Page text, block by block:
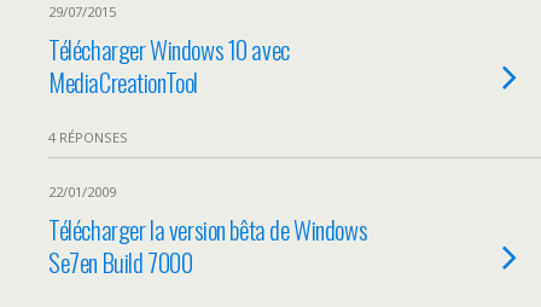
29/07/2015
Télécharger Windows 10 avec
MediaCreationTool
4 RÉPONSES
22/01/2009
Télécharger la version bêta de Windows
Se7en Build 7000